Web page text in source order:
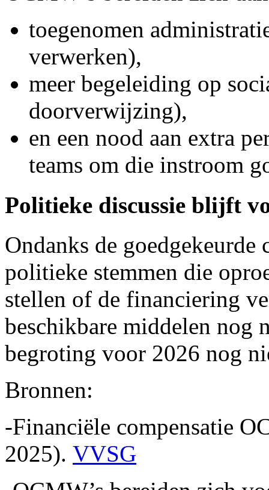
toegenomen
verwerken),
meer begeleiding op
doorverwijzing),
en een nood aan extra
teams om die instroom
Politieke discussie blijft
Ondanks de
politieke stemmen die
stellen of de financiering
beschikbare middelen
begroting voor 2026 nog
Bronnen:
-Financiële compensatie
2025). VVSG